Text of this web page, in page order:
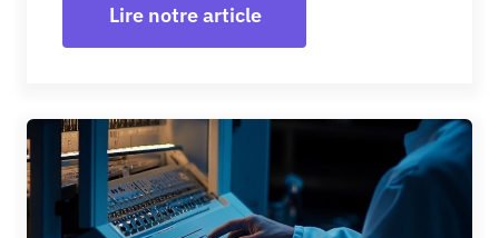
Lire notre article